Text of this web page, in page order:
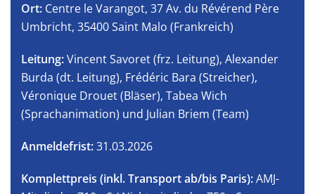
Ort: Centre le Varangot, 37 Av. du Révérend Père
Umbricht, 35400 Saint Malo (Frankreich)
Leitung:Vincent Savoret (frz. Leitung), Alexander
Burda (dt. Leitung), Frédéric Bara (Streicher),
Véronique Drouet (Bläser), Tabea Wich
(Sprachanimation) und Julian Briem (Team)
Anmeldefrist:31.03.2026
Komplettpreis (inkl. Transport ab/bis Paris):AMJ-